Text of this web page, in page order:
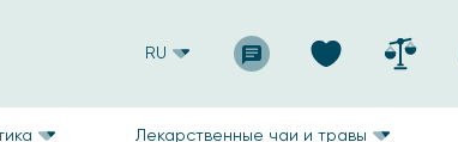
RU
Лекарственные чаи и травы